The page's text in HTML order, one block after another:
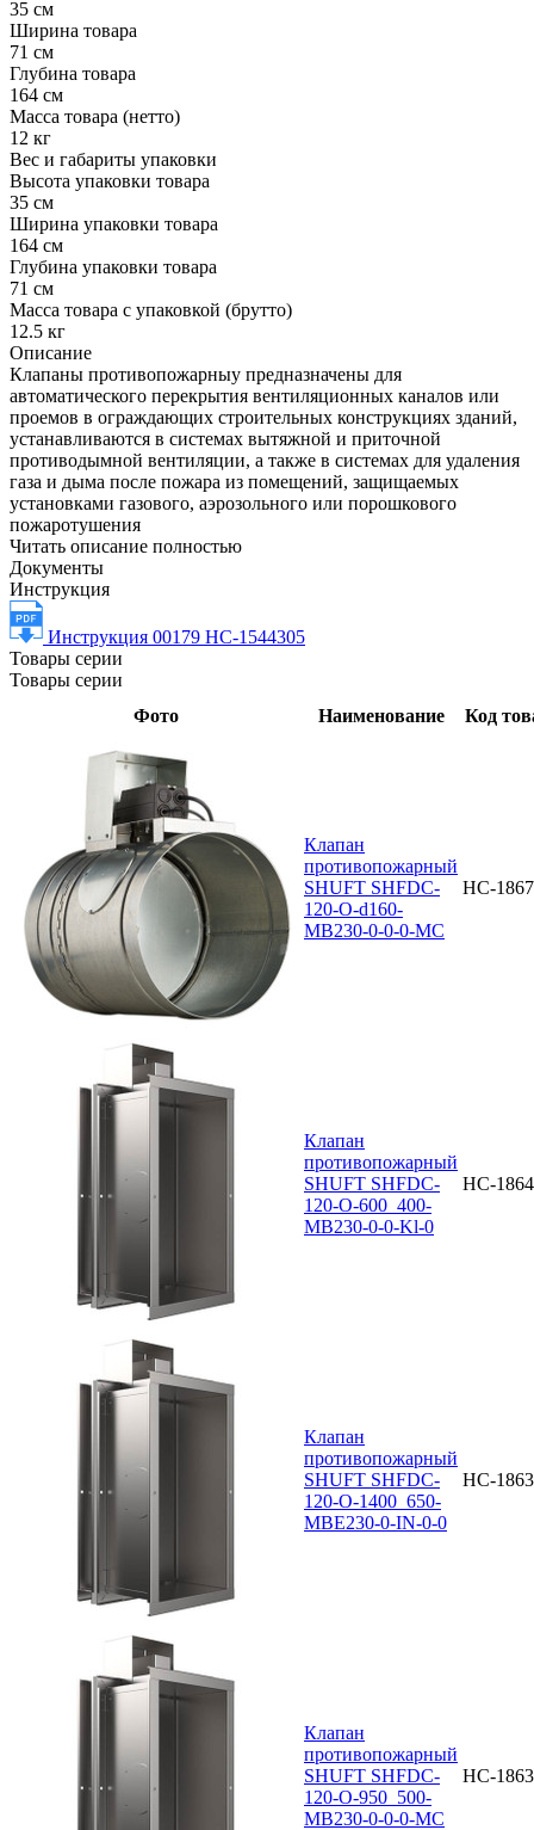
35 см
Ширина товара
71 см
Глубина товара
164 см
Масса товара (нетто)
12 кг
Вес и габариты упаковки
Высота упаковки товара
35 см
Ширина упаковки товара
164 см
Глубина упаковки товара
71 см
Масса товара с упаковкой (брутто)
12.5 кг
Описание
Клапаны противопожарныу предназначены для
автоматического перекрытия вентиляционных каналов или
проемов в ограждающих строительных конструкциях зданий,
устанавливаются в системах вытяжной и приточной
противодымной вентиляции, а также в системах для удаления
газа и дыма после пожара из помещений, защищаемых
установками газового, аэрозольного или порошкового
пожаротушения
Читать описание полностью
Документы
Инструкция
Инструкция 00179 НС-1544305
Товары серии
Товары серии
Фото
Наименование Код
Клапан
противопожарный
SHUFT SHFDC-
120-O-d160-
MB230-0-0-0-MC
НС-
Клапан
противопожарный
SHUFT SHFDC-
120-O-600_400-
MB230-0-0-Kl-0
НС-
Клапан
противопожарный
SHUFT SHFDC-
120-O-1400_650-
MBE230-0-IN-0-0
НС-
Клапан
противопожарный
SHUFT SHFDC-
120-O-950_500-
MB230-0-0-0-MC
НС-